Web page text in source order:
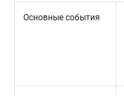
Основные события